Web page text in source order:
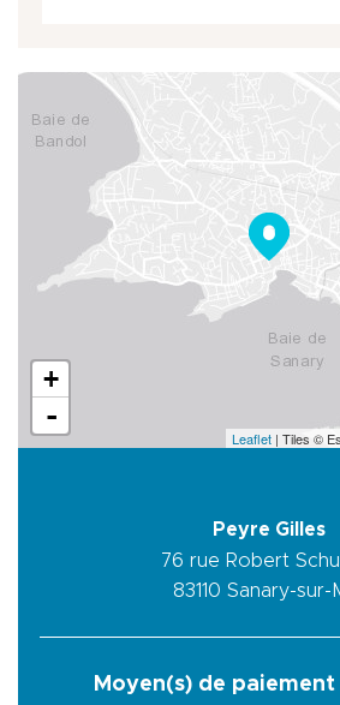
+
-
Leaflet | Tiles ©
Peyre Gilles
76 rue Robert
83110 Sanary-sur-
Moyen(s) de